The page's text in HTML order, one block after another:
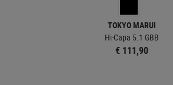
TOKYO MARUI
Hi-Capa 5.1 GBB
€ 111,90